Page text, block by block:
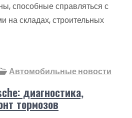
способные справляться с
на складах, строительных
Автомобильные новости
диагностика,
тормозов